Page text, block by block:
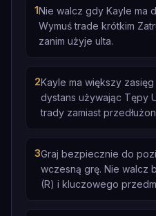
1Nie walcz gdy Kayle ma
Wymuś trade krótkim
zanim użyje ulta.
2Kayle ma większy zasięg
dystans używając Tępy
trady zamiast
3Graj bezpiecznie do
wczesną grę. Nie walcz
(R) i kluczowego